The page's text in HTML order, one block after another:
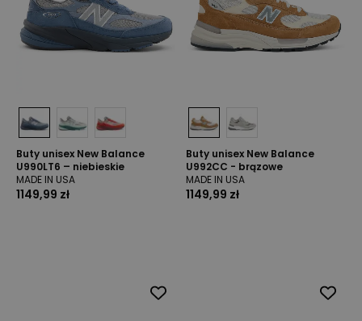
Buty unisex New Balance
U990LT6 – niebieskie
MADE IN USA
1149,99 zł
Buty unisex New Balance
U992CC - brązowe
MADE IN USA
1149,99 zł